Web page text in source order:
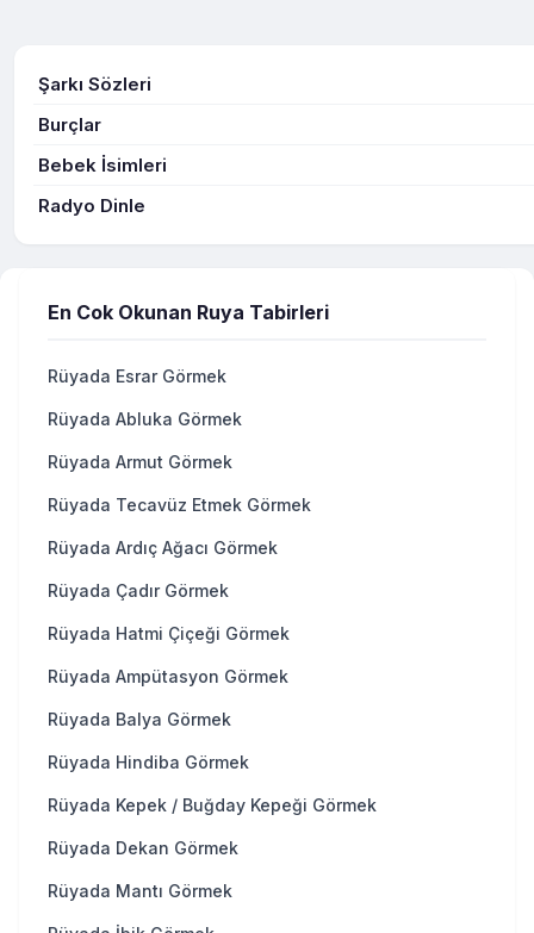
Şarkı Sözleri
Burçlar
Bebek İsimleri
Radyo Dinle
En Cok Okunan Ruya Tabirleri
Rüyada Esrar Görmek
Rüyada Abluka Görmek
Rüyada Armut Görmek
Rüyada Tecavüz Etmek Görmek
Rüyada Ardıç Ağacı Görmek
Rüyada Çadır Görmek
Rüyada Hatmi Çiçeği Görmek
Rüyada Ampütasyon Görmek
Rüyada Balya Görmek
Rüyada Hindiba Görmek
Rüyada Kepek / Buğday Kepeği Görmek
Rüyada Dekan Görmek
Rüyada Mantı Görmek